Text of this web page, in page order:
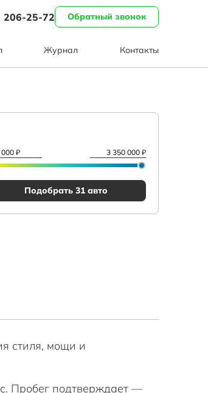
206-25-72 Обратный звонок
Журнал Контакты
Подобрать 31 авто
стиля, мощи и
Пробег подтверждает —